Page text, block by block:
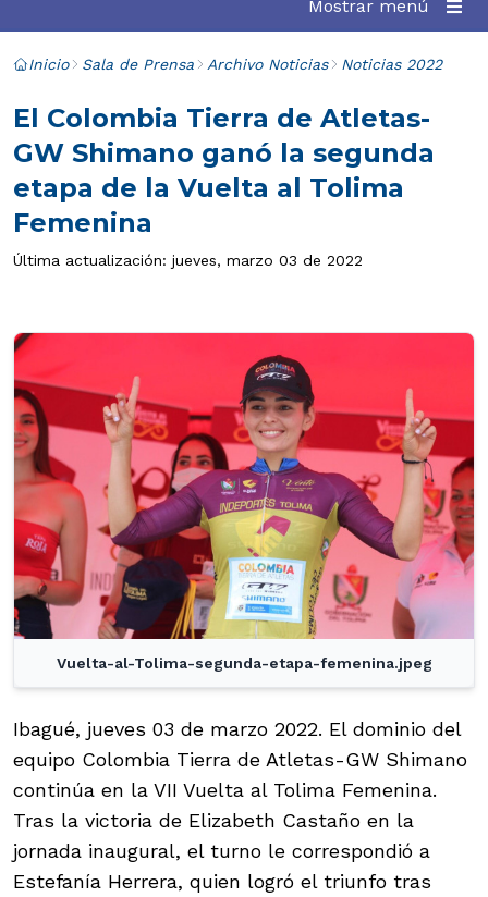
Mostrar menú
Inicio Sala de Prensa Archivo Noticias Noticias 2022
El Colombia Tierra de Atletas-
GW Shimano ganó la segunda
etapa de la Vuelta al Tolima
Femenina
Última actualización: jueves, marzo 03 de 2022
Vuelta-al-Tolima-segunda-etapa-femenina.jpeg
Ibagué, jueves 03 de marzo 2022. El dominio del
equipo Colombia Tierra de Atletas-GW Shimano
continúa en la VII Vuelta al Tolima Femenina.
Tras la victoria de Elizabeth Castaño en la
jornada inaugural, el turno le correspondió a
Estefanía Herrera, quien logró el triunfo tras